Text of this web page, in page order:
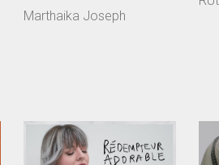
Marthaika Joseph